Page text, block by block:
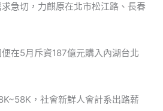
急切，力麒原在北市松江路、長春
便在5月斥資187億元購入內湖台北
，社會新鮮人會計系出路薪